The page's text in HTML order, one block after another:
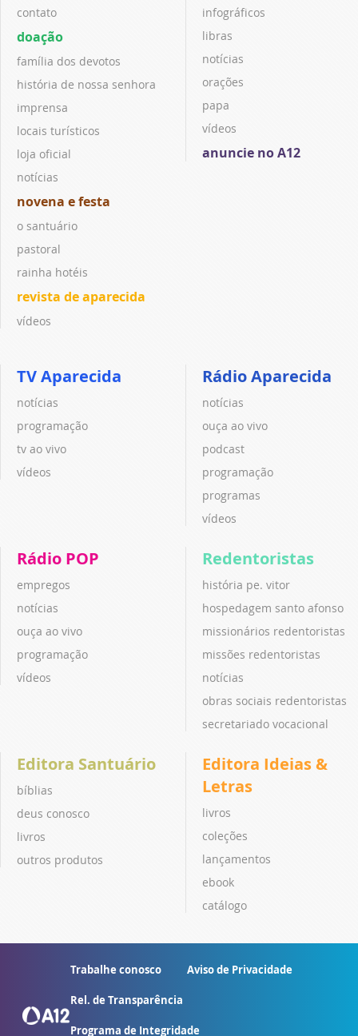
contato
doação
família dos devotos
história de nossa senhora
imprensa
locais turísticos
loja oficial
notícias
novena e festa
o santuário
pastoral
rainha hotéis
revista de aparecida
vídeos
infográficos
libras
notícias
orações
papa
vídeos
anuncie no A12
TV Aparecida
notícias
programação
tv ao vivo
vídeos
Rádio Aparecida
notícias
ouça ao vivo
podcast
programação
programas
vídeos
Rádio POP
empregos
notícias
ouça ao vivo
programação
vídeos
Redentoristas
história pe. vitor
hospedagem santo afonso
missionários redentoristas
missões redentoristas
notícias
obras sociais redentoristas
secretariado vocacional
Editora Santuário
bíblias
deus conosco
livros
outros produtos
Editora Ideias &
Letras
livros
coleções
lançamentos
ebook
catálogo
Trabalhe conosco Aviso de Privacidade
Rel. de Transparência
Programa de Integridade